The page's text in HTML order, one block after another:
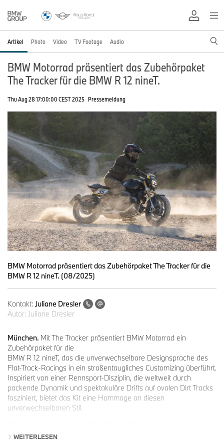
Artikel Photo Video TV Footage Audio
BMW Motorrad präsentiert das Zubehörpaket
The Tracker für die BMW R 12 nineT.
Thu Aug 28 17:00:00 CEST 2025 Pressemeldung
BMW Motorrad präsentiert das Zubehörpaket The Tracker für die
BMW R 12 nineT. (08/2025)
Kontakt: Juliane Dresler
Autor: Juliane Dresler
München. Mit The Tracker präsentiert BMW Motorrad ein
Zubehörpaket für die
BMW R 12 nineT, das die unverwechselbare Designsprache des
Flat-Track-Racings in ein straßentaugliches Customizing überführt.
Inspiriert von einer Rennsport-Disziplin, die weltweit durch
packende Dynamik und spektakuläre Drifts auf ovalen Dirt Tracks
fasziniert, bietet das Kit eine Hommage an diesen
unverwechselbaren Stil.
Präsenz. Kurzes, sportliches Heck, typische Cockpitverkleidung
WEITERLESEN